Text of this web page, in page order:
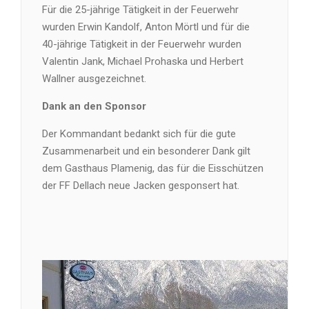
Für die 25-jährige Tätigkeit in der Feuerwehr
wurden Erwin Kandolf, Anton Mörtl und für die
40-jährige Tätigkeit in der Feuerwehr wurden
Valentin Jank, Michael Prohaska und Herbert
Wallner ausgezeichnet.
Dank an den Sponsor
Der Kommandant bedankt sich für die gute
Zusammenarbeit und ein besonderer Dank gilt
dem Gasthaus Plamenig, das für die Eisschützen
der FF Dellach neue Jacken gesponsert hat.